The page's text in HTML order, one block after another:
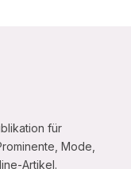
für
Mode,
Artikel.